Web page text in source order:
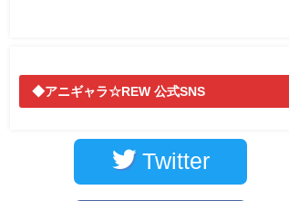
◆アニギャラ☆REW 公式SNS
Twitter